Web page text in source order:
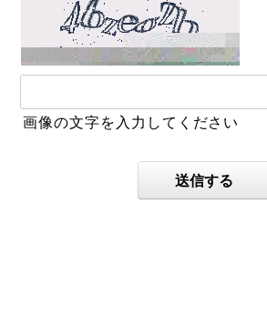
画像の文字を入力してください
送信する